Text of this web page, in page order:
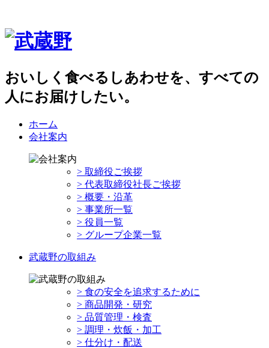
おいしく食べるしあわせを、すべての
人にお届けしたい。
ホーム
会社案内
> 取締役ご挨拶
> 代表取締役社長ご挨拶
> 概要・沿革
> 事業所一覧
> 役員一覧
> グループ企業一覧
武蔵野の取組み
> 食の安全を追求するために
> 商品開発・研究
> 品質管理・検査
> 調理・炊飯・加工
> 仕分け・配送